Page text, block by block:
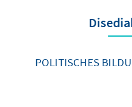
POLITISCHES